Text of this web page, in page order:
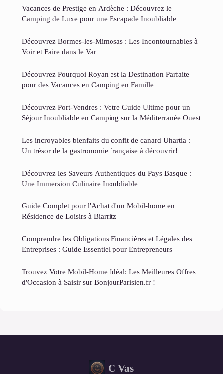
Vacances de Prestige en Ardèche : Découvrez le
Camping de Luxe pour une Escapade Inoubliable
Découvrez Bormes-les-Mimosas : Les Incontournables à
Voir et Faire dans le Var
Découvrez Pourquoi Royan est la Destination Parfaite
pour des Vacances en Camping en Famille
Découvrez Port-Vendres : Votre Guide Ultime pour un
Séjour Inoubliable en Camping sur la Méditerranée Ouest
Les incroyables bienfaits du confit de canard Uhartia :
Un trésor de la gastronomie française à découvrir!
Découvrez les Saveurs Authentiques du Pays Basque :
Une Immersion Culinaire Inoubliable
Guide Complet pour l'Achat d'un Mobil-home en
Résidence de Loisirs à Biarritz
Comprendre les Obligations Financières et Légales des
Entreprises : Guide Essentiel pour Entrepreneurs
Trouvez Votre Mobil-Home Idéal: Les Meilleures Offres
d'Occasion à Saisir sur BonjourParisien.fr !
C Vas